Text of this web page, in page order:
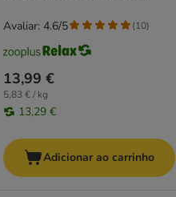
13,99 €
5,83 € / kg
13,29 €
Avaliar: 4.6/5 (10)
Adicionar ao carrinho